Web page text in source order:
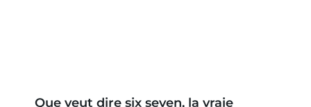
Que veut dire six seven, la vraie